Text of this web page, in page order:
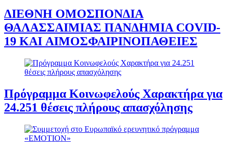
ΔΙΕΘΝΗ ΟΜΟΣΠΟΝΔΙΑ
ΘΑΛΑΣΣΑΙΜΙΑΣ ΠΑΝΔΗΜIA COVID-
19 KAI ΑΙΜΟΣΦΑΙΡΙΝΟΠΑΘΕΙΕΣ
Πρόγραμμα Κοινωφελούς Χαρακτήρα για
24.251 θέσεις πλήρους απασχόλησης